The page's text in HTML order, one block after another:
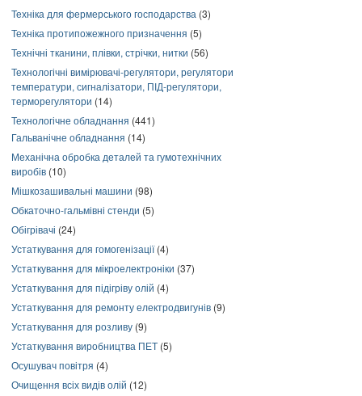
Техніка для фермерського господарства (3)
Техніка протипожежного призначення (5)
Технічні тканини, плівки, стрічки, нитки (56)
Технологічні вимірювачі-регулятори, регулятори
температури, сигналізатори, ПІД-регулятори,
терморегулятори (14)
Технологічне обладнання (441)
Гальванічне обладнання (14)
Механічна обробка деталей та гумотехнічних
виробів (10)
Мішкозашивальні машини (98)
Обкаточно-гальмівні стенди (5)
Обігрівачі (24)
Устаткування для гомогенізації(4)
Устаткування для мікроелектроніки (37)
Устаткування для підігріву олій (4)
Устаткування для ремонту електродвигунів (9)
Устаткування для розливу (9)
Устаткування виробництва ПЕТ (5)
Осушувач повітря (4)
Очищення всіх видів олій (12)